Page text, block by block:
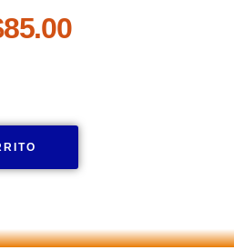
85.00